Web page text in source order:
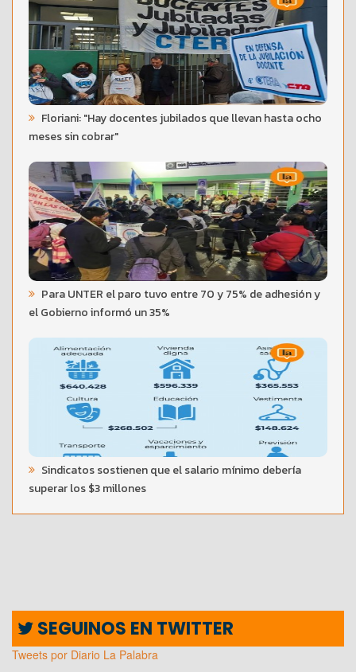
Floriani: "Hay docentes jubilados que llevan hasta ocho
meses sin cobrar"
Para UNTER el paro tuvo entre 70 y 75% de adhesión y
el Gobierno informó un 35%
Sindicatos sostienen que el salario mínimo debería
superar los $3 millones
SEGUINOS EN TWITTER
Tweets por Diario La Palabra